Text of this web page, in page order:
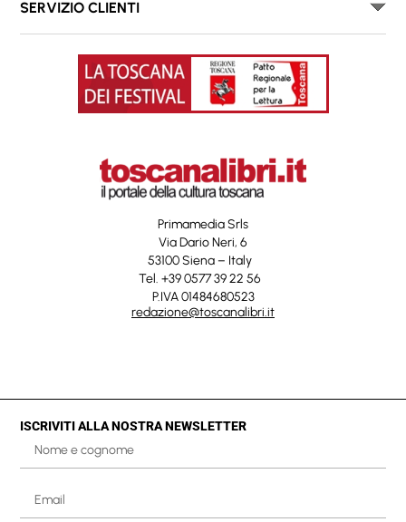
SERVIZIO CLIENTI
Primamedia Srls
Via Dario Neri, 6
53100 Siena – Italy
Tel. +39 0577 39 22 56
P.IVA 01484680523
redazione@toscanalibri.it
ISCRIVITI ALLA NOSTRA NEWSLETTER